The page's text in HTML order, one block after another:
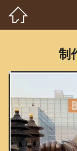

制